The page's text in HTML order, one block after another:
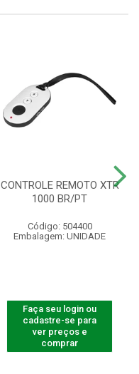
CONTROLE REMOTO XTR
1000 BR/PT
Código: 504400
Embalagem: UNIDADE
Faça seu login ou
cadastre-se para
ver preços e
comprar